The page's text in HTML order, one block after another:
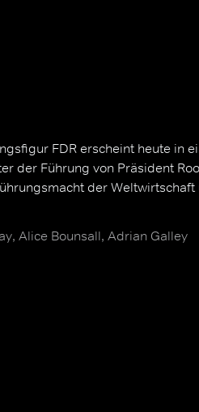
FDR erscheint heute in
der Führung von Präsident
der
Alice Bounsall, Adrian Galley